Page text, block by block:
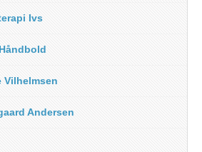
Ivs
Vilhelmsen
Andersen